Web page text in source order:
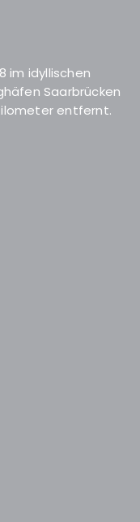
im idyllischen
Saarbrücken
entfernt.